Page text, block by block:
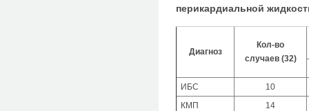
перикардиальной
Диагноз
Кол-во
случаев (32)
ИБС
10
КМП
14